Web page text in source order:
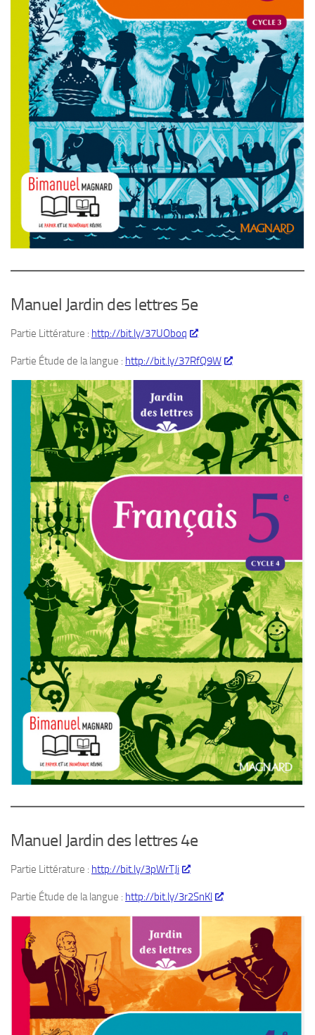
Manuel Jardin des lettres 5e
Partie Littérature : http://bit.ly/37UOboq
Partie Étude de la langue : http://bit.ly/37RfQ9W
Manuel Jardin des lettres 4e
Partie Littérature : http://bit.ly/3pWrTJi
Partie Étude de la langue : http://bit.ly/3r2SnKl